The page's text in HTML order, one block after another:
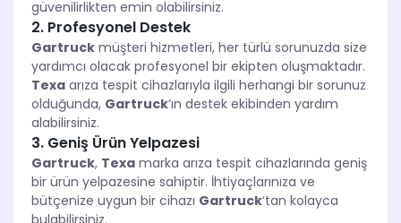
güvenilirlikten emin olabilirsiniz.
2. Profesyonel Destek
Gartruck müşteri hizmetleri, her türlü sorunuzda size
yardımcı olacak profesyonel bir ekipten oluşmaktadır.
Texa arıza tespit cihazlarıyla ilgili herhangi bir sorunuz
olduğunda, Gartruck‘ın destek ekibinden yardım
alabilirsiniz.
3. Geniş Ürün Yelpazesi
Gartruck, Texa marka arıza tespit cihazlarında geniş
bir ürün yelpazesine sahiptir. İhtiyaçlarınıza ve
bütçenize uygun bir cihazı Gartruck‘tan kolayca